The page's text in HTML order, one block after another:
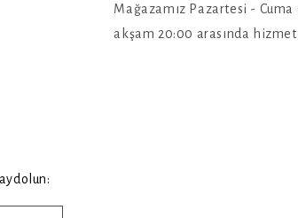
Mağazamız Pazartesi -
akşam 20:00 arasında